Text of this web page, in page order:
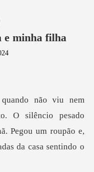
e minha filha
O silêncio pesado
Pegou um rou